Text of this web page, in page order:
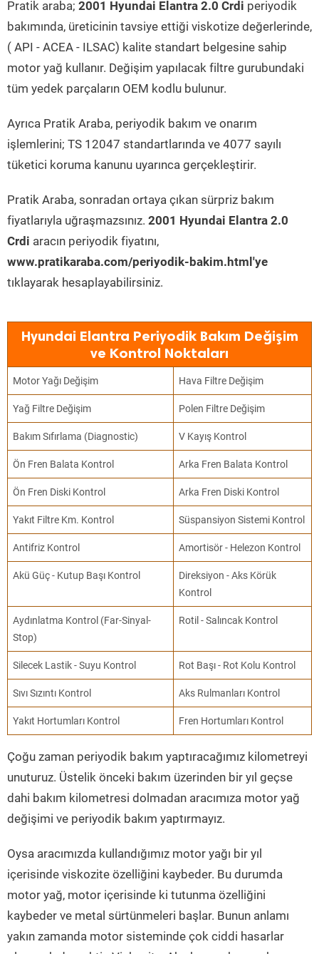
Pratik araba; 2001 Hyundai Elantra 2.0 Crdi periyodik
bakımında, üreticinin tavsiye ettiği viskotize değerlerinde,
( API - ACEA - ILSAC) kalite standart belgesine sahip
motor yağ kullanır. Değişim yapılacak filtre gurubundaki
tüm yedek parçaların OEM kodlu bulunur.
Ayrıca Pratik Araba, periyodik bakım ve onarım
işlemlerini; TS 12047 standartlarında ve 4077 sayılı
tüketici koruma kanunu uyarınca gerçekleştirir.
Pratik Araba, sonradan ortaya çıkan sürpriz bakım
fiyatlarıyla uğraşmazsınız. 2001 Hyundai Elantra 2.0
Crdi aracın periyodik fiyatını,
www.pratikaraba.com/periyodik-bakim.html'ye
tıklayarak hesaplayabilirsiniz.
Hyundai Elantra Periyodik Bakım Değişim
ve Kontrol Noktaları
Motor Yağı Değişim Hava Filtre Değişim
Yağ Filtre Değişim Polen Filtre Değişim
Bakım Sıfırlama (Diagnostic) V Kayış Kontrol
Ön Fren Balata Kontrol Arka Fren Balata Kontrol
Ön Fren Diski Kontrol Arka Fren Diski Kontrol
Yakıt Filtre Km. Kontrol Süspansiyon Sistemi Kontrol
Antifriz Kontrol Amortisör - Helezon Kontrol
Akü Güç - Kutup Başı Kontrol
Direksiyon - Aks Körük
Kontrol
Aydınlatma Kontrol (Far-Sinyal-
Stop)
Rotil - Salıncak Kontrol
Silecek Lastik - Suyu Kontrol Rot Başı - Rot Kolu Kontrol
Sıvı Sızıntı Kontrol Aks Rulmanları Kontrol
Yakıt Hortumları Kontrol Fren Hortumları Kontrol
Çoğu zaman periyodik bakım yaptıracağımız kilometreyi
unuturuz. Üstelik önceki bakım üzerinden bir yıl geçse
dahi bakım kilometresi dolmadan aracımıza motor yağ
değişimi ve periyodik bakım yaptırmayız.
Oysa aracımızda kullandığımız motor yağı bir yıl
içerisinde viskozite özelliğini kaybeder. Bu durumda
motor yağ, motor içerisinde ki tutunma özelliğini
kaybeder ve metal sürtünmeleri başlar. Bunun anlamı
yakın zamanda motor sisteminde çok ciddi hasarlar